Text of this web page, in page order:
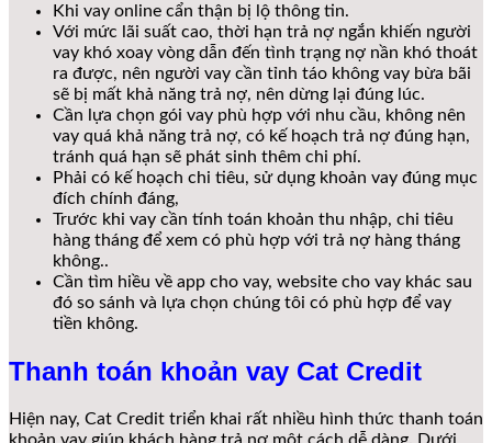
Khi vay online cẩn thận bị lộ thông tin.
Với mức lãi suất cao, thời hạn trả nợ ngắn khiến người
vay khó xoay vòng dẫn đến tình trạng nợ nần khó thoát
ra được, nên người vay cần tỉnh táo không vay bừa bãi
sẽ bị mất khả năng trả nợ, nên dừng lại đúng lúc.
Cần lựa chọn gói vay phù hợp với nhu cầu, không nên
vay quá khả năng trả nợ, có kế hoạch trả nợ đúng hạn,
tránh quá hạn sẽ phát sinh thêm chi phí.
Phải có kế hoạch chi tiêu, sử dụng khoản vay đúng mục
đích chính đáng,
Trước khi vay cần tính toán khoản thu nhập, chi tiêu
hàng tháng để xem có phù hợp với trả nợ hàng tháng
không..
Cần tìm hiều về app cho vay, website cho vay khác sau
đó so sánh và lựa chọn chúng tôi có phù hợp để vay
tiền không.
Thanh toán khoản vay Cat Credit
Hiện nay, Cat Credit triển khai rất nhiều hình thức thanh toán
khoản vay giúp khách hàng trả nợ một cách dễ dàng. Dưới